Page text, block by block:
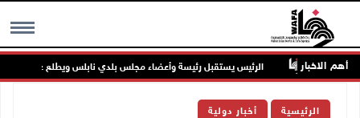
MENU أهم الاخبار الرئيس يستقبل رئيسة وأعضاء مجلس بلدي نابلس ويطلع على خطط
الرئيسية أخبار دولية